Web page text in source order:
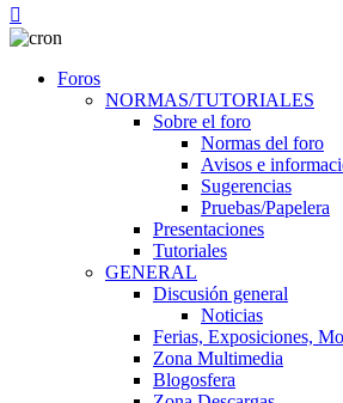
Foros
NORMAS/TUTORIALES
Sobre el foro
Normas del foro
Avisos e
Sugerencias
Pruebas/Papelera
Presentaciones
Tutoriales
GENERAL
Discusión general
Noticias
Ferias, Exposiciones,
Zona Multimedia
Blogosfera